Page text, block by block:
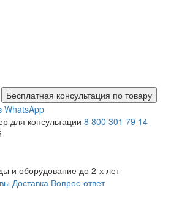
Бесплатная консультация по товару
WhatsApp
для консультации 8 800 301 79 14
и оборудование до 2-х лет
Доставка Вопрос-ответ